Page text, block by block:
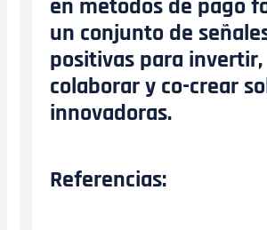
en métodos de pago
un conjunto de
positivas para invertir,
colaborar y co-crear
innovadoras.
Referencias: